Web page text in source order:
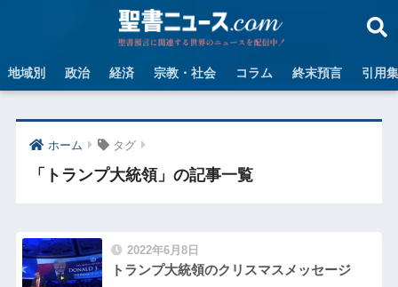
地域別 政治 経済 宗教・社会 コラム 終末預言 引用集
ホーム タグ
「トランプ大統領」の記事一覧
2022年6月8日
トランプ大統領のクリスマスメッセージ